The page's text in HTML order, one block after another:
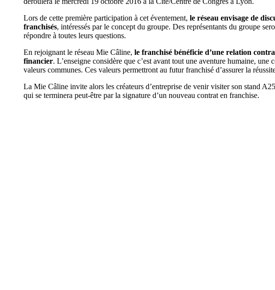
Lors de cette première participation à cet éventement, le réseau envisage de
franchisés, intéressés par le concept du groupe. Des représentants du groupe
répondre à toutes leurs questions.
En rejoignant le réseau Mie Câline, le franchisé bénéficie d’une relation
financier. L’enseigne considère que c’est avant tout une aventure humaine,
valeurs communes. Ces valeurs permettront au futur franchisé d’assurer la
La Mie Câline invite alors les créateurs d’entreprise de venir visiter son stand
qui se terminera peut-être par la signature d’un nouveau contrat en franchise.